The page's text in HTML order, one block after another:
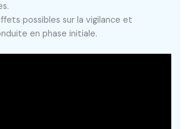
possibles sur la vigilance et
en phase initiale.